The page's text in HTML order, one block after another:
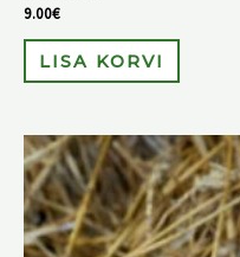
Hinnanguga
0
/
9.00€
LISA KORVI